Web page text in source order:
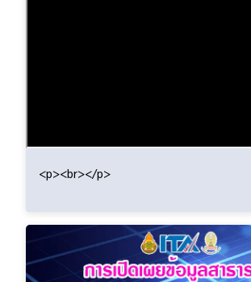
<p><br></p>